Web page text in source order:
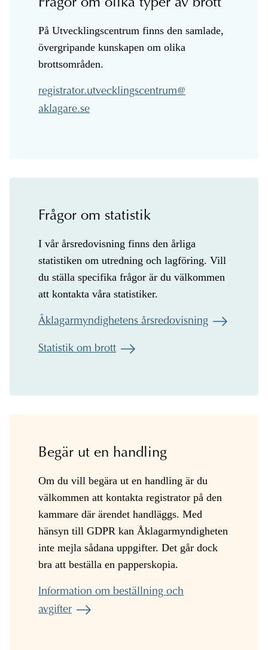
Frågor om olika typer av brott
På Utvecklingscentrum finns den samlade,
övergripande kunskapen om olika
brottsområden.
@
Frågor om statistik
I vår årsredovisning finns den årliga
statistiken om utredning och lagföring. Vill
du ställa specifika frågor är du välkommen
att kontakta våra statistiker.
Åklagarmyndighetens årsredovisning
Statistik om brott
Begär ut en handling
Om du vill begära ut en handling är du
välkommen att kontakta registrator på den
kammare där ärendet handläggs. Med
hänsyn till GDPR kan Åklagarmyndigheten
inte mejla sådana uppgifter. Det går dock
bra att beställa en papperskopia.
Information om beställning och
avgifter